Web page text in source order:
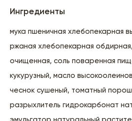
Ингредиенты
мука пшеничная хлебопекарная
ржаная хлебопекарная
очищенная, соль поваренная
кукурузный, масло
чеснок сушеный, томатный
разрыхлитель гидрокарбонат